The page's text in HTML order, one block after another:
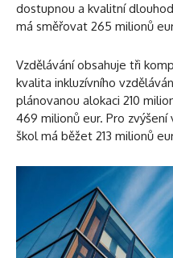
dostupnou a kvalitní
má směřovat 265 milionů
Vzdělávání obsahuje tři
kvalita inkluzívního
plánovanou alokaci 210
469 milionů eur. Pro zvýšení
škol má běžet 213 milionů